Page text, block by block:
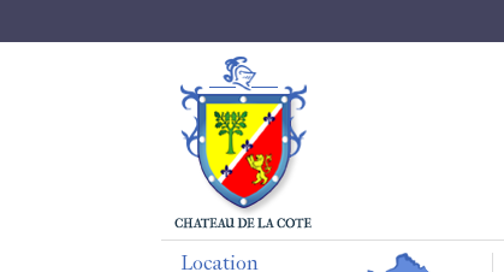
Location